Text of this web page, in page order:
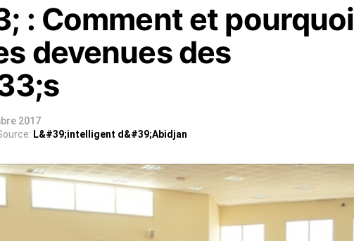
: Comment et pourquoi
devenues des
2017
L&#39;intelligent d&#39;Abidjan